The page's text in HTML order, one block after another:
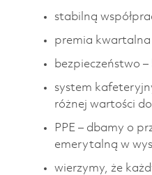
stabilną
premia kwartalna
bezpieczeństwo
system
różnej wartości
PPE – dbamy o
emerytalną w
wierzymy, że